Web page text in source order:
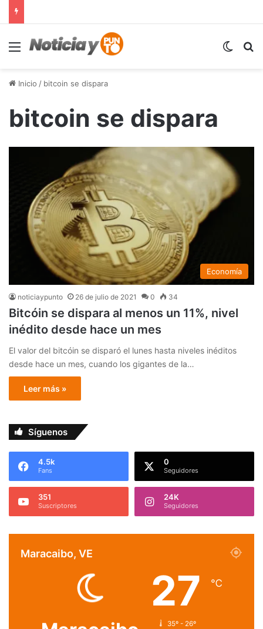
Menú
Inicio / bitcoin se dispara
bitcoin se dispara
Economía
noticiaypunto 26 de julio de 2021 0 34
Bitcóin se dispara al menos un 11%, nivel
inédito desde hace un mes
El valor del bitcóin se disparó el lunes hasta niveles inéditos
desde hace un mes, cuando los gigantes de la…
Leer más »
Síguenos
4.5k
Fans
0
Seguidores
351
Suscriptores
24K
Seguidores
Maracaibo, VE
27 ℃
35º - 26º